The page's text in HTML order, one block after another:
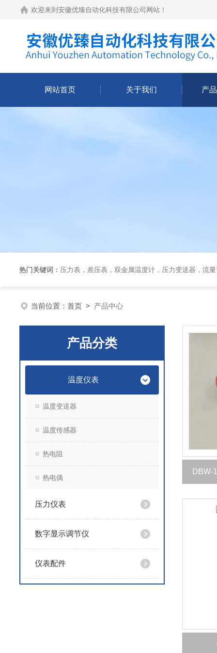
欢迎来到 安徽优臻自动化科技有限公司网站 ！
网站首页 关于我们 产
热门关键词： 压力表，差压表，双金属温度计，压力变送器，流
当前位置： 首页 > 产品中心
产品分类
温度仪表
温度变送器
温度传感器
热电阻
热电偶
压力仪表
数字显示调节仪
仪表配件
DBW-